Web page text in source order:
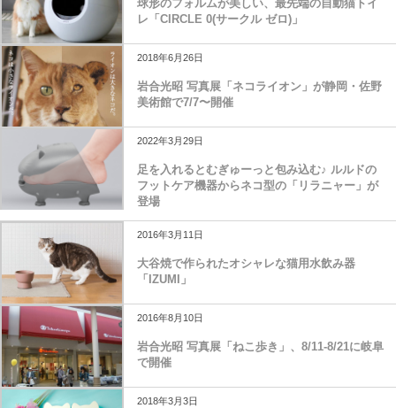
球形のフォルムが美しい、最先端の自動猫トイ
レ「CIRCLE 0(サークル ゼロ)」
2018年6月26日
岩合光昭 写真展「ネコライオン」が静岡・佐野
美術館で7/7〜開催
2022年3月29日
足を入れるとむぎゅーっと包み込む♪ ルルドの
フットケア機器からネコ型の「リラニャー」が
登場
2016年3月11日
大谷焼で作られたオシャレな猫用水飲み器
「IZUMI」
2016年8月10日
岩合光昭 写真展「ねこ歩き」、8/11-8/21に岐阜
で開催
2018年3月3日